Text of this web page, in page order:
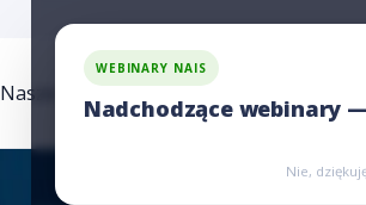
Nasze rozwiązania
WEBINARY NAIS
Nadchodzące webinary
Nie,